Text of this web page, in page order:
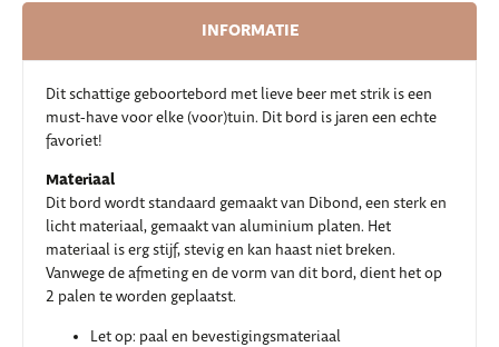
INFORMATIE
Dit schattige geboortebord met lieve beer met strik is een
must-have voor elke (voor)tuin. Dit bord is jaren een echte
favoriet!
Materiaal
Dit bord wordt standaard gemaakt van Dibond, een sterk en
licht materiaal, gemaakt van aluminium platen. Het
materiaal is erg stijf, stevig en kan haast niet breken.
Vanwege de afmeting en de vorm van dit bord, dient het op
2 palen te worden geplaatst.
Let op: paal en bevestigingsmateriaal